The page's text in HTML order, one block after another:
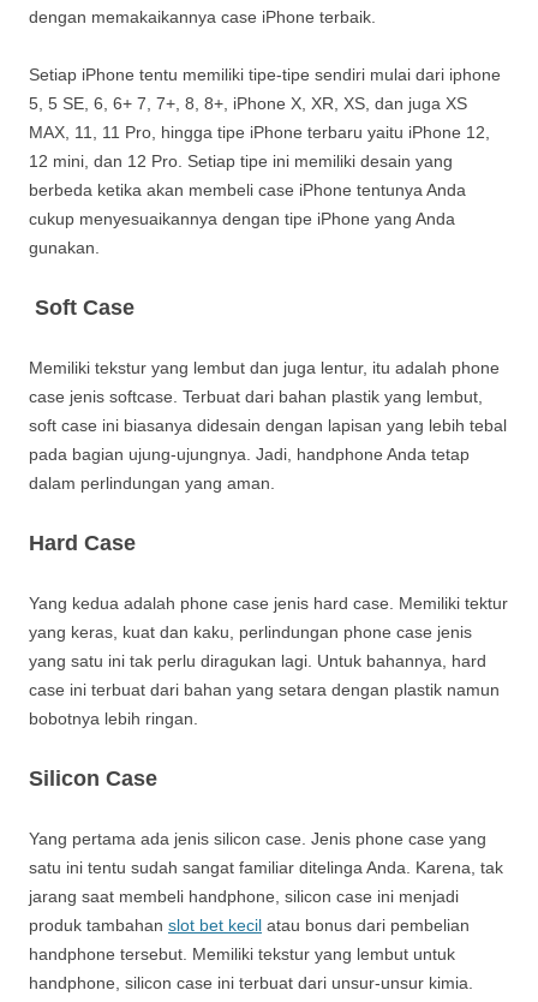
dengan memakaikannya case iPhone terbaik.
Setiap iPhone tentu memiliki tipe-tipe sendiri mulai dari iphone
5, 5 SE, 6, 6+ 7, 7+, 8, 8+, iPhone X, XR, XS, dan juga XS
MAX, 11, 11 Pro, hingga tipe iPhone terbaru yaitu iPhone 12,
12 mini, dan 12 Pro. Setiap tipe ini memiliki desain yang
berbeda ketika akan membeli case iPhone tentunya Anda
cukup menyesuaikannya dengan tipe iPhone yang Anda
gunakan.
Soft Case
Memiliki tekstur yang lembut dan juga lentur, itu adalah phone
case jenis softcase. Terbuat dari bahan plastik yang lembut,
soft case ini biasanya didesain dengan lapisan yang lebih tebal
pada bagian ujung-ujungnya. Jadi, handphone Anda tetap
dalam perlindungan yang aman.
Hard Case
Yang kedua adalah phone case jenis hard case. Memiliki tektur
yang keras, kuat dan kaku, perlindungan phone case jenis
yang satu ini tak perlu diragukan lagi. Untuk bahannya, hard
case ini terbuat dari bahan yang setara dengan plastik namun
bobotnya lebih ringan.
Silicon Case
Yang pertama ada jenis silicon case. Jenis phone case yang
satu ini tentu sudah sangat familiar ditelinga Anda. Karena, tak
jarang saat membeli handphone, silicon case ini menjadi
produk tambahan slot bet kecil atau bonus dari pembelian
handphone tersebut. Memiliki tekstur yang lembut untuk
handphone, silicon case ini terbuat dari unsur-unsur kimia.